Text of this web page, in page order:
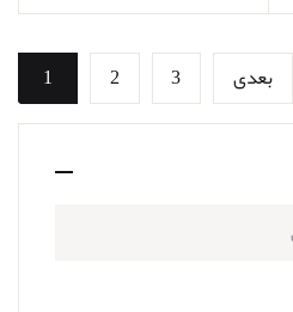
1 2 3 بعدی